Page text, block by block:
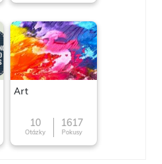
Art
10
Otázky
1617
Pokusy